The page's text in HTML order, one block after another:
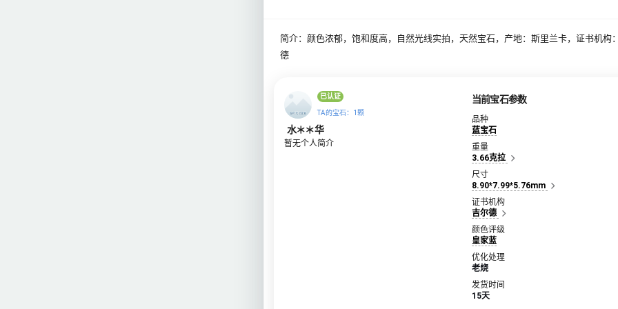
简介：颜色浓郁，饱和度高，自然光线实拍，天然宝石，产地：斯里兰卡，证书机构
德
已认证
TA的宝石：1颗
水＊＊华
暂无个人简介
当前宝石参数
品种
蓝宝石
重量
3.66克拉
尺寸
8.90*7.99*5.76mm
证书机构
吉尔德
颜色评级
皇家蓝
优化处理
老烧
发货时间
15天